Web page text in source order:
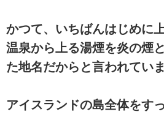
かつて、いちばんはじめに
温泉から上る湯煙を炎の煙
た地名だからと言われていま
アイスランドの島全体をす